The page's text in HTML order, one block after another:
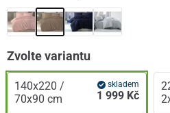
Zvolte variantu
140x220 /
70x90 cm
skladem
1 999 Kč